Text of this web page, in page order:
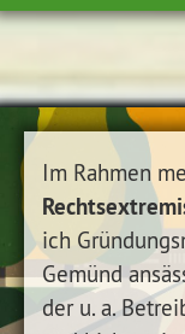
Im Rahmen
ich
Gemünd
der u. a.